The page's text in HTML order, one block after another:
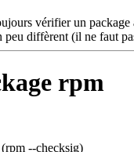
vérifier un
peu diffèrent (il ne faut
rpm
--checksig)